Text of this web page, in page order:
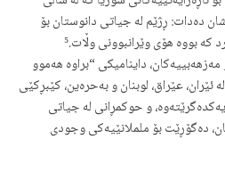
دەدات: ڕژێم لە جیاتی دانوستان بۆ
چاکسازی، شەڕی ناوخۆیی هەڵبژارد کە بووە هۆی وێرانبوونی وڵات.⁵
داینامیکی “براوە هەموو
عێراق، لوبنان و بەحرەین، کێبڕکێی
و حوکمڕانی لە جیاتی
دەگۆڕێت بۆ ململانێیەکی وجودی